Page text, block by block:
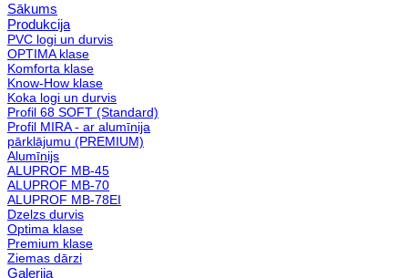
Sākums
Produkcija
PVC logi un durvis
OPTIMA klase
Komforta klase
Know-How klase
Koka logi un durvis
Profil 68 SOFT (Standard)
Profil MIRA - ar alumīnija
pārklājumu (PREMIUM)
Alumīnijs
ALUPROF MB-45
ALUPROF MB-70
ALUPROF MB-78EI
Dzelzs durvis
Optima klase
Premium klase
Ziemas dārzi
Galerija